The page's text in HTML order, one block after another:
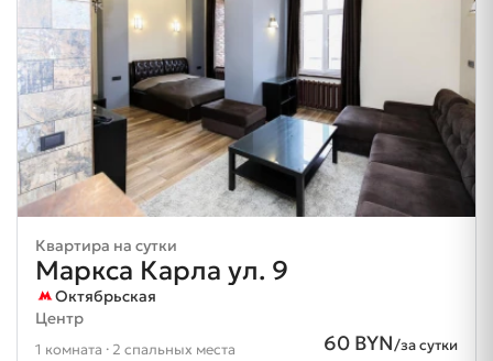
Квартира на сутки
Маркса Карла ул. 9
Октябрьская
Центр
60 BYN/за сутки
1 комната · 2 спальных места